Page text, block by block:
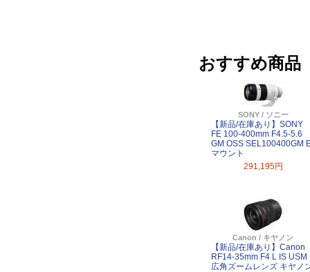
おすすめ商品
SONY / ソニー
【新品/在庫あり】SONY
FE 100-400mm F4.5-5.6
GM OSS SEL100400GM
マウント
291,195円
Canon / キヤノン
【新品/在庫あり】Canon
RF14-35mm F4 L IS USM
広角ズームレンズ キヤノ